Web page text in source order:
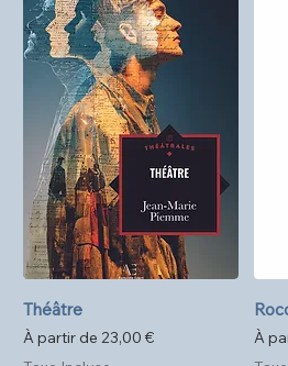
Théâtre
À partir de 23,00 €
Prix promotionnel
À
Prix